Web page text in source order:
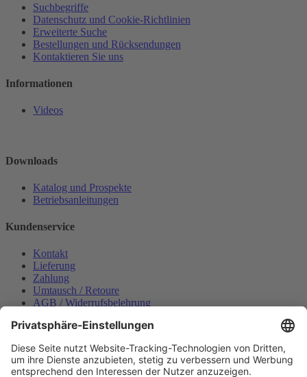
Suchbegriffe
Datenschutz und Cookie-Richtlinien
Erweiterte Suche
Bestellungen und Rücksendungen
Kontaktieren Sie uns
Informationen
Videos
Downloads
Katalog und Prospekte
Betriebsanleitungen
Kundenservice
Kontakt
Lieferung
Zahlung
Umtausch / Retoure
AGB / Widerrufsbelehrung
Datenschutzerklärung
Bestellung widerrufen